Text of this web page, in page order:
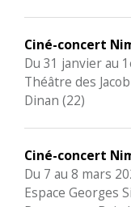
Ciné-concert
Du 31 janvier au
Théâtre des
Dinan (22)
Ciné-concert
Du 7 au 8 mars
Espace Georges